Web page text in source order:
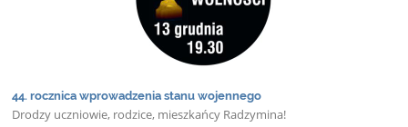
44. rocznica wprowadzenia stanu wojennego
Drodzy uczniowie, rodzice, mieszkańcy Radzymina!